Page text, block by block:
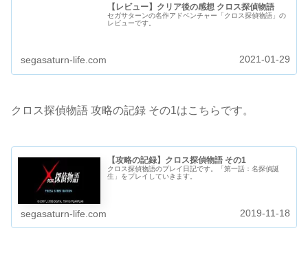
【レビュー】クリア後の感想 クロス探偵物語
セガサターンの名作アドベンチャー「クロス探偵物語」の
レビューです。
segasaturn-life.com 2021-01-29
クロス探偵物語 攻略の記録 その1はこちらです。
【攻略の記録】クロス探偵物語 その1
クロス探偵物語のプレイ日記です。「第一話：名探偵誕
生」をプレイしていきます。
segasaturn-life.com 2019-11-18